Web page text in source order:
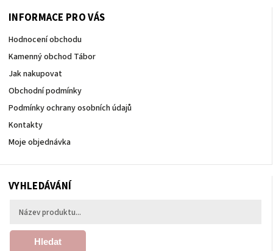
INFORMACE PRO VÁS
Hodnocení obchodu
Kamenný obchod Tábor
Jak nakupovat
Obchodní podmínky
Podmínky ochrany osobních údajů
Kontakty
Moje objednávka
VYHLEDÁVÁNÍ
Hledat